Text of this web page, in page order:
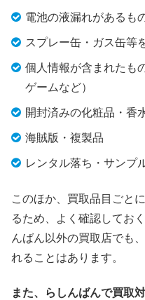
電池の液漏れがあるも
スプレー缶・ガス缶等
個人情報が含まれたも
ゲームなど）
開封済みの化粧品・香
海賊版・複製品
レンタル落ち・サン
このほか、買取品目ごと
るため、よく確認してお
んばん以外の買取店でも
れることはあります。
また、らしんばんで買取